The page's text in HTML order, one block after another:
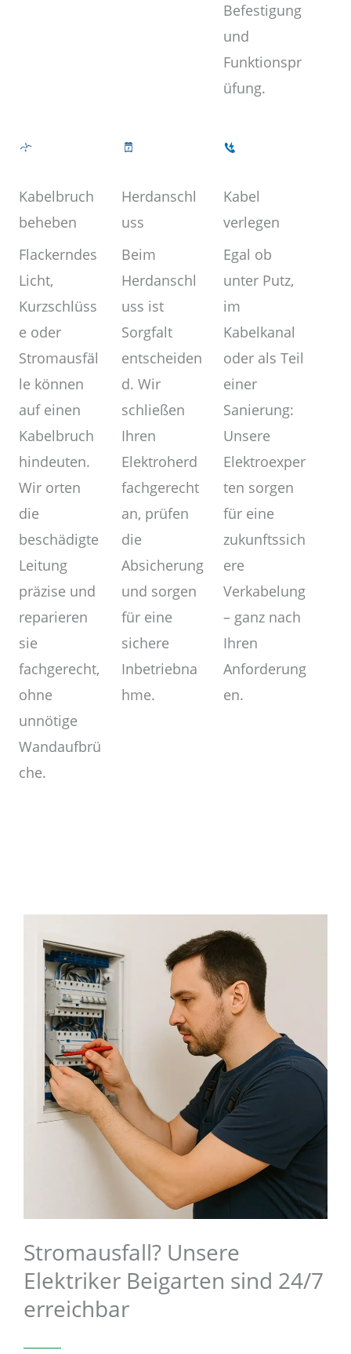
Befestigung
und
Funktionspr
üfung.
Kabelbruch
beheben
Flackerndes
Licht,
Kurzschlüss
e oder
Stromausfäl
le können
auf einen
Kabelbruch
hindeuten.
Wir orten
die
beschädigte
Leitung
präzise und
reparieren
sie
fachgerecht,
ohne
unnötige
Wandaufbrü
che.
Herdanschl
uss
Beim
Herdanschl
uss ist
Sorgfalt
entscheiden
d. Wir
schließen
Ihren
Elektroherd
fachgerecht
an, prüfen
die
Absicherung
und sorgen
für eine
sichere
Inbetriebna
hme.
Kabel
verlegen
Egal ob
unter Putz,
im
Kabelkanal
oder als Teil
einer
Sanierung:
Unsere
Elektroexper
ten sorgen
für eine
zukunftssich
ere
Verkabelung
– ganz nach
Ihren
Anforderung
en.
Stromausfall? Unsere
Elektriker Beigarten sind 24/7
erreichbar